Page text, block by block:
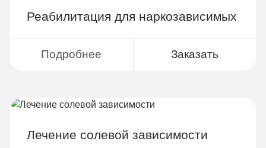
Реабилитация для наркозависимых
Подробнее Заказать
Лечение солевой зависимости